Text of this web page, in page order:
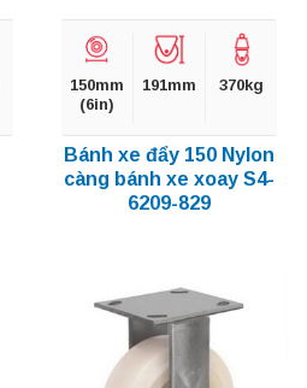
150mm
(6in)
191mm 370kg
Bánh xe đẩy 150 Nylon
càng bánh xe xoay S4-
6209-829